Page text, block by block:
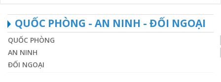
QUỐC PHÒNG - AN NINH - ĐỐI NGOẠI
QUỐC PHÒNG
AN NINH
ĐỐI NGOẠI